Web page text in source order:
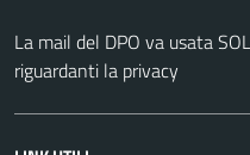
La mail del DPO va usata
riguardanti la privacy